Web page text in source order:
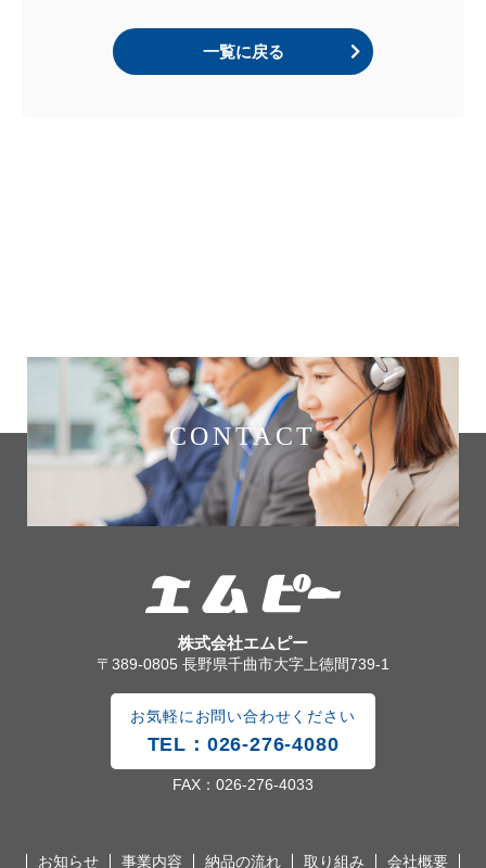
一覧に戻る
CONTACT
株式会社エムピー
〒389-0805 長野県千曲市大字上徳間739-1
お気軽にお問い合わせください
TEL：026-276-4080
FAX：026-276-4033
お知らせ 事業内容 納品の流れ 取り組み 会社概要